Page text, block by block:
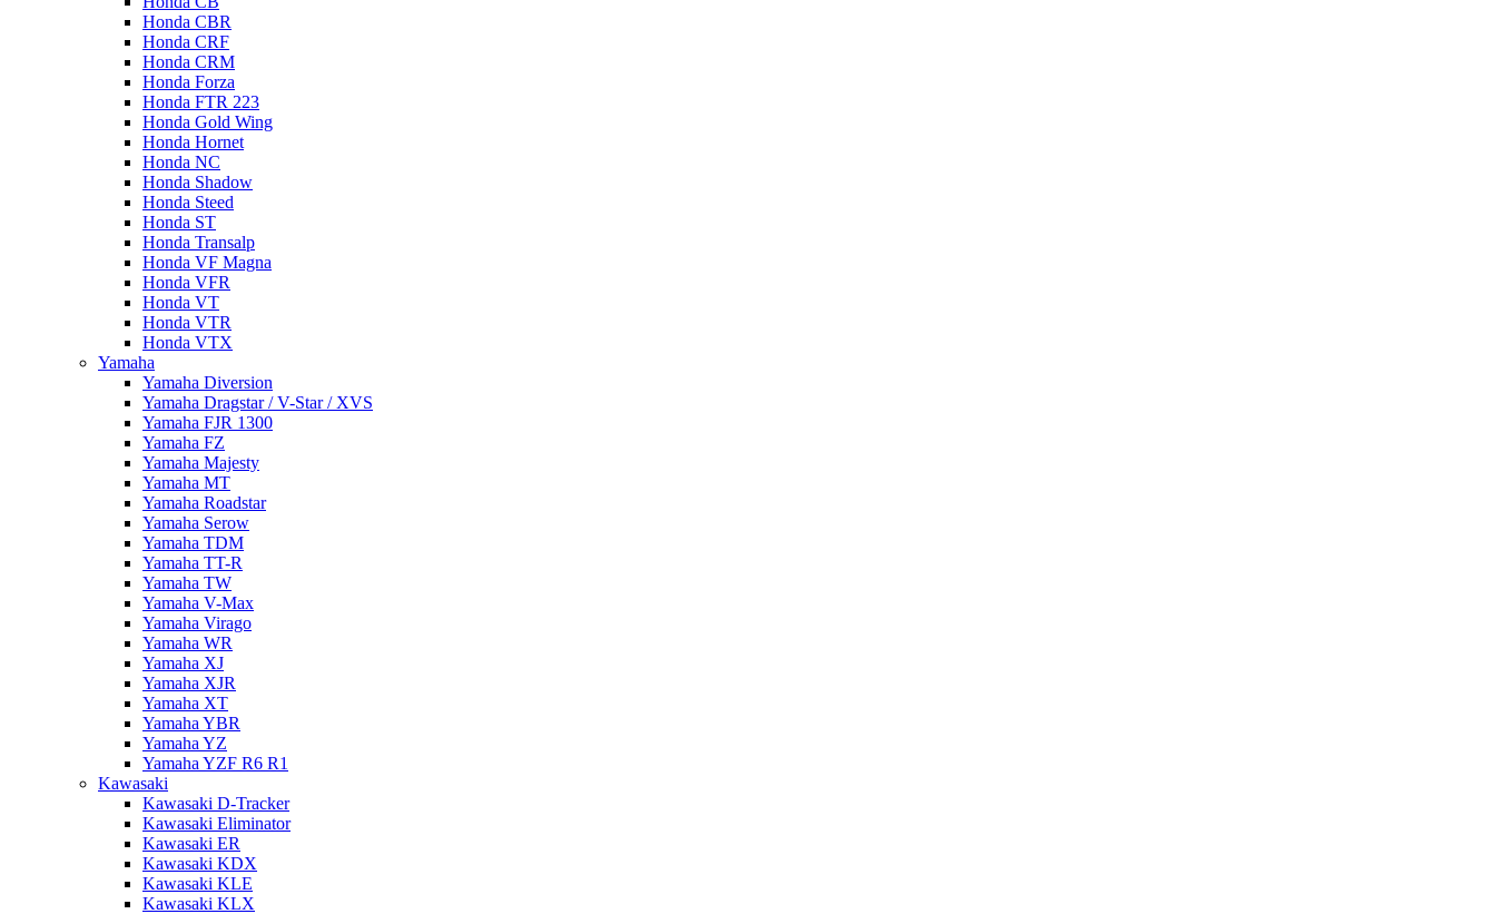
Honda CBR
Honda CRF
Honda CRM
Honda Forza
Honda FTR 223
Honda Gold Wing
Honda Hornet
Honda NC
Honda Shadow
Honda Steed
Honda ST
Honda Transalp
Honda VF Magna
Honda VFR
Honda VT
Honda VTR
Honda VTX
Yamaha
Yamaha Diversion
Yamaha Dragstar / V-Star / XVS
Yamaha FJR 1300
Yamaha FZ
Yamaha Majesty
Yamaha MT
Yamaha Roadstar
Yamaha Serow
Yamaha TDM
Yamaha TT-R
Yamaha TW
Yamaha V-Max
Yamaha Virago
Yamaha WR
Yamaha XJ
Yamaha XJR
Yamaha XT
Yamaha YBR
Yamaha YZ
Yamaha YZF R6 R1
Kawasaki
Kawasaki D-Tracker
Kawasaki Eliminator
Kawasaki ER
Kawasaki KDX
Kawasaki KLE
Kawasaki KLX